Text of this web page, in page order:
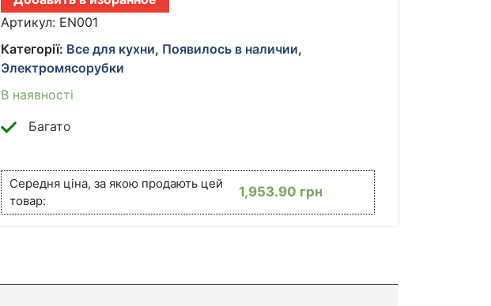
JUMPEX
SERIES
EN-
001
3000
ВТ
(МЯСОРУБКА
+
+
ШИНКОВКА)
КІЛЬКІСТЬ
Артикул: EN001
Категорії: Все для кухни, Появилось в наличии,
Электромясорубки
В наявності
Багато
Середня ціна, за якою продають цей
товар:
1,953.90 грн